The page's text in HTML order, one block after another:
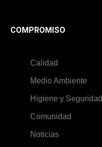
COMPROMISO
Calidad
Medio Ambiente
Higiene y Seguridad
Comunidad
Noticias